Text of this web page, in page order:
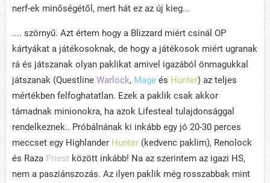
nerf-ek minőségétől, mert hát ez az új kieg...
.... szörnyű. Azt értem hogy a Blizzard miért csinál OP
kártyákat a játékosoknak, de hogy a játékosok miért ugranak
rá és játszanak olyan paklikat amivel igazából önmagukkal
játszanak (Questline Warlock, Mage és Hunter) az teljes
mértékben felfoghatatlan. Ezek a paklik csak akkor
támadnak minionokra, ha azok Lifesteal tulajdonsággal
rendelkeznek.. Próbálnának ki inkább egy jó 20-30 perces
meccset egy Highlander Hunter (kedvenc paklim), Renolock
és Raza Priest között inkább! Na az szerintem az igazi HS,
nem a pasziánszozás. Az ilyen paklik még rosszabbak mint